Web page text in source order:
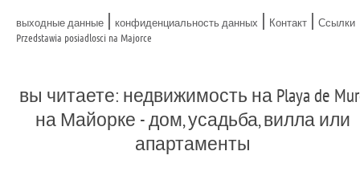
выходные данные | конфиденциальность данных | Контакт | Ссылки
Przedstawia posiadlosci na Majorce
вы читаете: недвижимость на Playa de
на Майорке - дом, усадьба, вилла или
апартаменты